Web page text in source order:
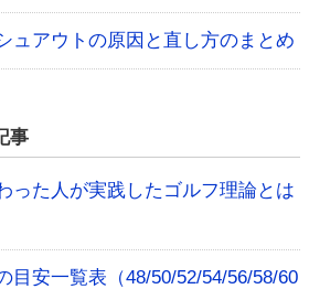
ュアウトの原因と直し方のまとめ
事
った人が実践したゴルフ理論とは
目安一覧表（48/50/52/54/56/58/60